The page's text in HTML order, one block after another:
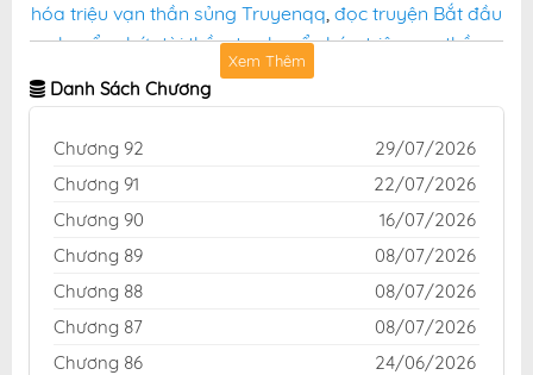
hóa triệu vạn thần sủng Truyenqq, đọc truyện Bắt đầu
chuyển chức tài thần, ta chuyển hóa triệu vạn thần
sủng Truyenqq online,truyện Bắt đầu chuyển chức tài
thần, ta chuyển hóa triệu vạn thần sủng tại truyệnqq
Xem Thêm
Danh Sách Chương
Chương 92
29/07/2026
Chương 91
22/07/2026
Chương 90
16/07/2026
Chương 89
08/07/2026
Chương 88
08/07/2026
Chương 87
08/07/2026
Chương 86
24/06/2026